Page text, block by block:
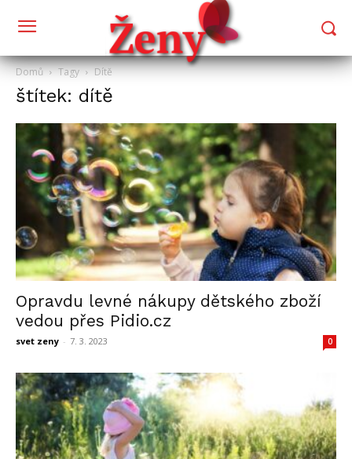
Domů Tagy Dítě
štítek: dítě
Opravdu levné nákupy dětského zboží
vedou přes Pidio.cz
svet zeny - 7. 3. 2023 0